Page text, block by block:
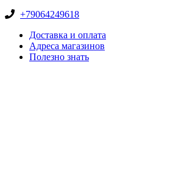
+79064249618
Доставка и оплата
Адреса магазинов
Полезно знать